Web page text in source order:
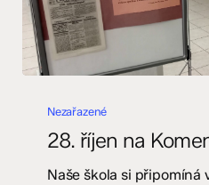
říjen
Komence
Nezařazené
28. říjen na
Naše škola si připomíná